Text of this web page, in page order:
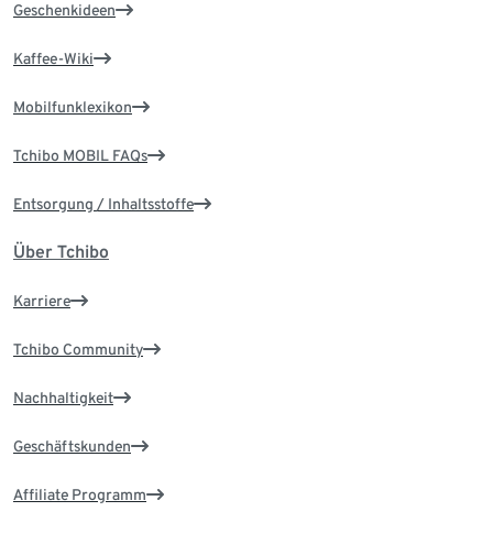
Geschenkideen
Kaffee-Wiki
Mobilfunklexikon
Tchibo MOBIL FAQs
Entsorgung / Inhaltsstoffe
Über Tchibo
Karriere
Tchibo Community
Nachhaltigkeit
Geschäftskunden
Affiliate Programm